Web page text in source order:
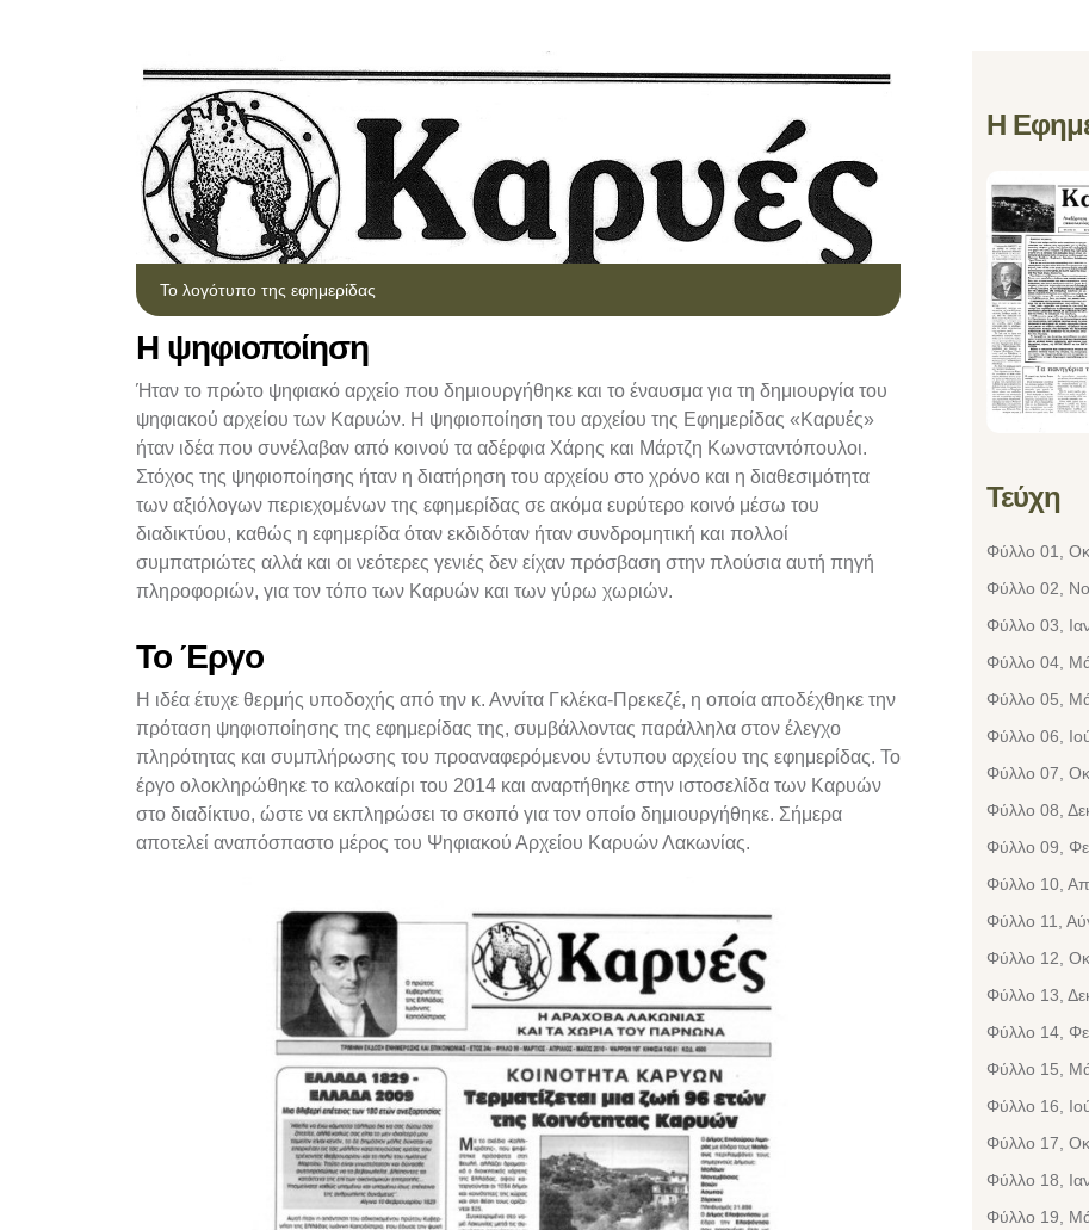
Το λογότυπο της εφημερίδας
Η ψηφιοποίηση
Ήταν το πρώτο ψηφιακό αρχείο που δημιουργήθηκε και το έναυσμα για τη δημιουργία του
ψηφιακού αρχείου των Καρυών. Η ψηφιοποίηση του αρχείου της Εφημερίδας «Καρυές»
ήταν ιδέα που συνέλαβαν από κοινού τα αδέρφια Χάρης και Μάρτζη Κωνσταντόπουλοι.
Στόχος της ψηφιοποίησης ήταν η διατήρηση του αρχείου στο χρόνο και η διαθεσιμότητα
των αξιόλογων περιεχομένων της εφημερίδας σε ακόμα ευρύτερο κοινό μέσω του
διαδικτύου, καθώς η εφημερίδα όταν εκδιδόταν ήταν συνδρομητική και πολλοί
συμπατριώτες αλλά και οι νεότερες γενιές δεν είχαν πρόσβαση στην πλούσια αυτή πηγή
πληροφοριών, για τον τόπο των Καρυών και των γύρω χωριών.
Το Έργο
Η ιδέα έτυχε θερμής υποδοχής από την κ. Αννίτα Γκλέκα-Πρεκεζέ, η οποία αποδέχθηκε την
πρόταση ψηφιοποίησης της εφημερίδας της, συμβάλλοντας παράλληλα στον έλεγχο
πληρότητας και συμπλήρωσης του προαναφερόμενου έντυπου αρχείου της εφημερίδας. Το
έργο ολοκληρώθηκε το καλοκαίρι του 2014 και αναρτήθηκε στην ιστοσελίδα των Καρυών
στο διαδίκτυο, ώστε να εκπληρώσει το σκοπό για τον οποίο δημιουργήθηκε. Σήμερα
αποτελεί αναπόσπαστο μέρος του Ψηφιακού Αρχείου Καρυών Λακωνίας.
Η
Τεύχη
Φύλλο 01,
Φύλλο 02,
Φύλλο 03,
Φύλλο 04,
Φύλλο 05,
Φύλλο 06,
Φύλλο 07,
Φύλλο 08,
Φύλλο 09,
Φύλλο 10,
Φύλλο 11,
Φύλλο 12,
Φύλλο 13,
Φύλλο 14,
Φύλλο 15,
Φύλλο 16,
Φύλλο 17,
Φύλλο 18,
Φύλλο 19,